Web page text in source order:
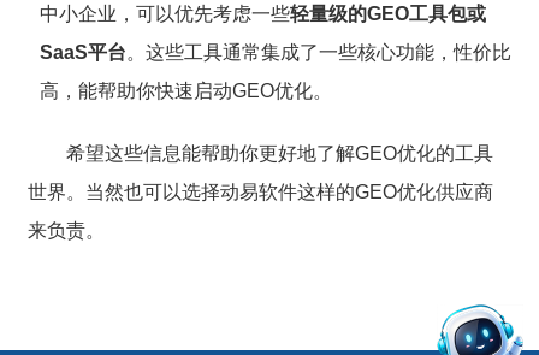
中小企业，可以优先考虑一些轻量级的GEO工具包或
SaaS平台。这些工具通常集成了一些核心功能，性价比
高，能帮助你快速启动GEO优化。
希望这些信息能帮助你更好地了解GEO优化的工具
世界。当然也可以选择动易软件这样的GEO优化供应商
来负责。